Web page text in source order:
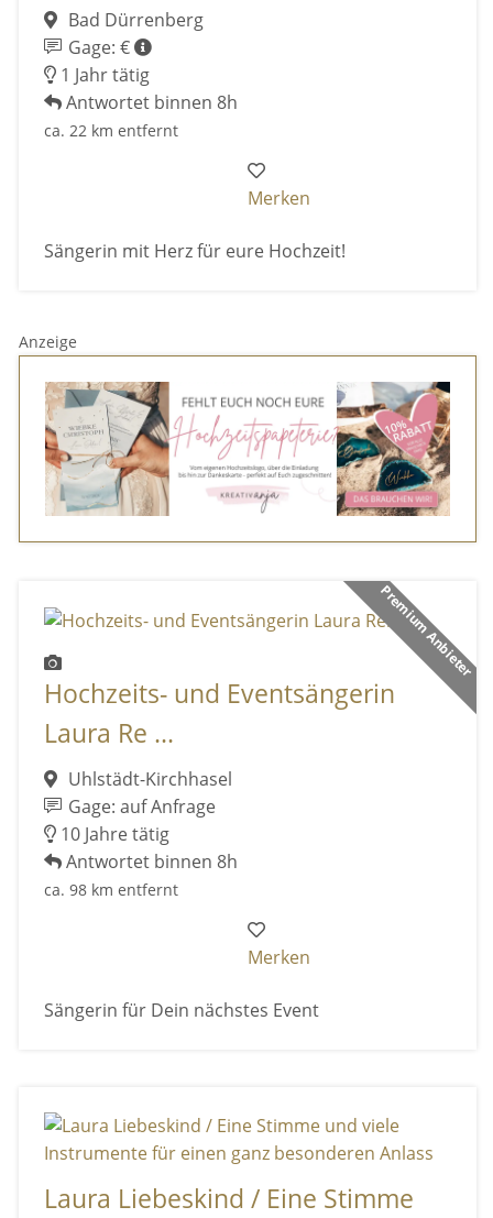
Bad Dürrenberg
Gage: €
1 Jahr tätig
Antwortet binnen 8h
ca. 22 km entfernt
Merken
Sängerin mit Herz für eure Hochzeit!
Anzeige
Premium Anbieter
Hochzeits- und Eventsängerin
Laura Re ...
Uhlstädt-Kirchhasel
Gage: auf Anfrage
10 Jahre tätig
Antwortet binnen 8h
ca. 98 km entfernt
Merken
Sängerin für Dein nächstes Event
Laura Liebeskind / Eine Stimme